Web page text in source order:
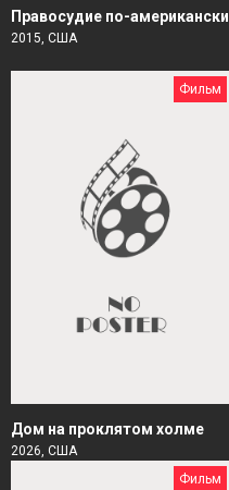
Правосудие по-американски
2015, США
Фильм
Дом на проклятом холме
2026, США
Фильм